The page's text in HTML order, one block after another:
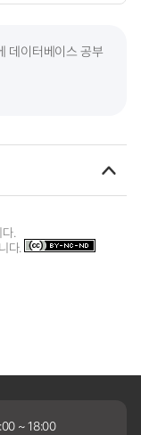
데이터베이스 공부
.
다.
~ 18:00